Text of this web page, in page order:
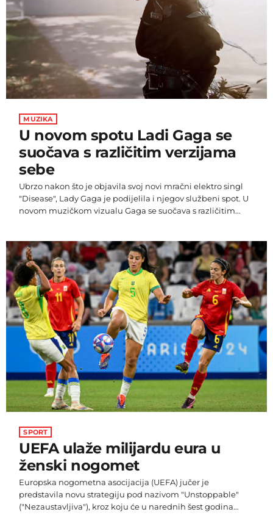
MUZIKA
U novom spotu Ladi Gaga se
suočava s različitim verzijama
sebe
Ubrzo nakon što je objavila svoj novi mračni elektro singl
"Disease", Lady Gaga je podijelila i njegov službeni spot. U
novom muzičkom vizualu Gaga se suočava s različitim
najdubljim strahovima. Prije svjetske premijere muzičkog
videa, Gaga je objavila izjavu na svom Instagram profilu o
značenju pjesme." "Mnogo razmišljam o odnosu koji imam
sa […]
SPORT
UEFA ulaže milijardu eura u
ženski nogomet
Europska nogometna asocijacija (UEFA) jučer je
predstavila novu strategiju pod nazivom "Unstoppable"
("Nezaustavljiva"), kroz koju će u narednih šest godina